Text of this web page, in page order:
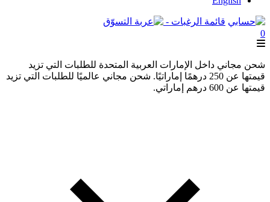
قائمة الرغبات -
0
شحن مجاني داخل الإمارات العربية المتحدة للطلبات التي تزيد
قيمتها عن 250 درهمًا إماراتيًا. شحن مجاني عالميًا للطلبات التي تزيد
قيمتها عن 600 درهم إماراتي.